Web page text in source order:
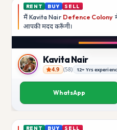
RENT BUY SELL
मैं Kavita Nair Defence Colony
आपकी मददकरूँगी।
Kavita Nair
Kavita Nair
4.9 (58) 12+ Yrs
WhatsApp
RENT BUY SELL